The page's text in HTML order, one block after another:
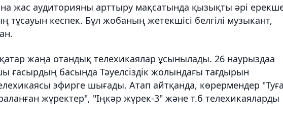
жас аудиторияны арттыру мақсатында қызықты әрі
кеспек. Бұл жобаның жетекшісі белгілі музыкант,
жаңа отандық телехикаялар ұсынылады. 26 наурыздаа
басында Тәуелсіздік жолындағы тағдырын
эфирге шығады. Атап айтқанда, көрермендер
жүректер", "Іңкәр жүрек-3" және т.б телехикаяларды